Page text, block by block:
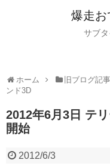
爆走お
サブタ
ホーム 旧ブログ記事
ンド3D
2012年6月3日 テ
開始
2012/6/3